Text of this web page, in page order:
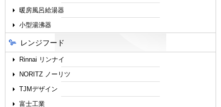
暖房風呂給湯器
小型湯沸器
レンジフード
Rinnai リンナイ
NORITZ ノーリツ
TJMデザイン
富士工業